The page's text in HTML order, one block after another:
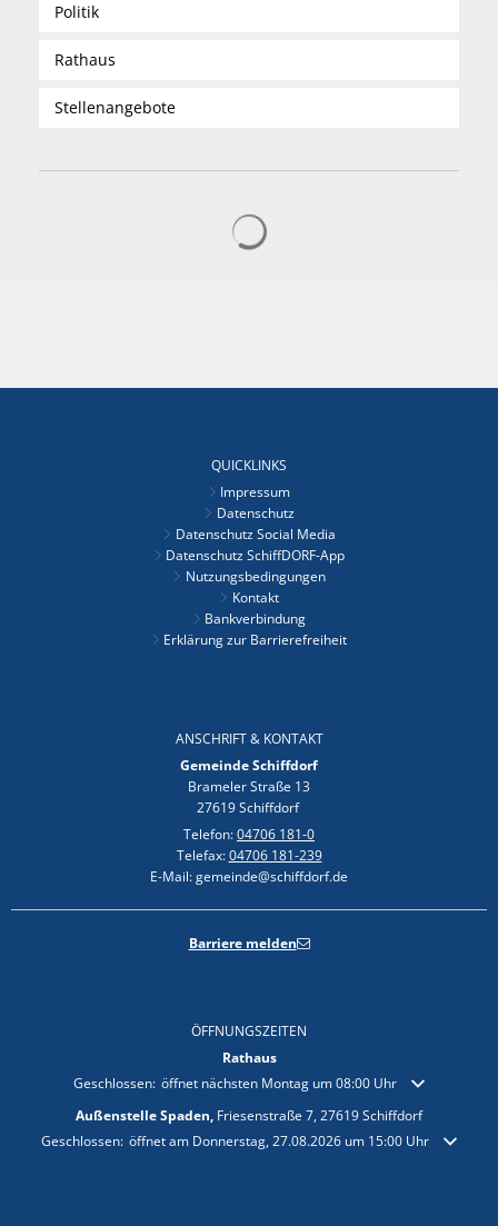
Politik
Rathaus
Stellenangebote
QUICKLINKS
Impressum
Datenschutz
Datenschutz Social Media
Datenschutz SchiffDORF-App
Nutzungsbedingungen
Kontakt
Bankverbindung
Erklärung zur Barrierefreiheit
ANSCHRIFT & KONTAKT
Gemeinde Schiffdorf
Brameler Straße 13
27619 Schiffdorf
Telefon:04706 181-0
Telefax:04706 181-239
E-Mail: gemeinde@schiffdorf.de
Barriere melden
ÖFFNUNGSZEITEN
Rathaus
Klicken, um weitere Öffnungs- oder Schließzeiten auszublenden
Geschlossen: öffnet nächsten Montag um 08:00 Uhr
Außenstelle Spaden, Friesenstraße 7, 27619 Schiffdorf
Klicken, um weitere Öffnungs- oder Schließzeiten auszublenden
Geschlossen: öffnet am Donnerstag, 27.08.2026 um 15:00 Uhr